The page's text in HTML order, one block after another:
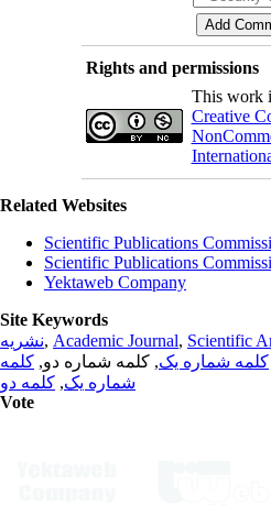
Rights and permissions
This work
Creative
Related Websites
Scientific Publications
Scientific Publications
Yektaweb Company
Site Keywords
نشریه, Academic Journal, Scientific
کلمه شماره یک, کلمه شماره دو, کلمه
شماره یک, کلمه دو
Vote